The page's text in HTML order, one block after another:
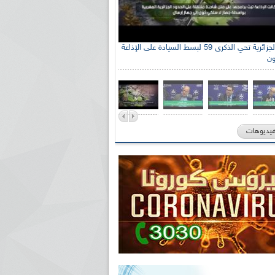
الإذاعة الجزائرية تحي الذكرى 59 لبسط السيادة على الإذاعة